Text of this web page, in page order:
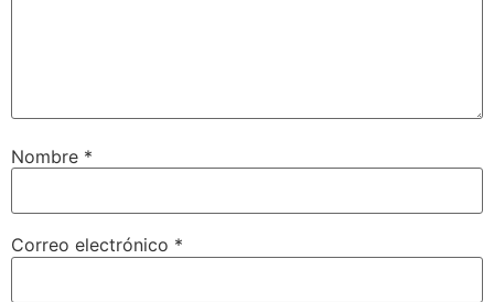
Nombre *
Correo electrónico *